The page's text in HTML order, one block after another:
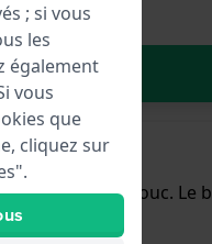
Panier
caoutchouc.
; si vous
les
également
vous
que
cliquez sur